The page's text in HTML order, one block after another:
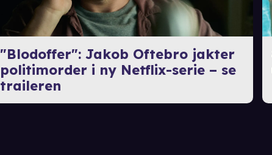
"Blodoffer": Jakob Oftebro jakter
politimorder i ny Netflix-serie – se
traileren